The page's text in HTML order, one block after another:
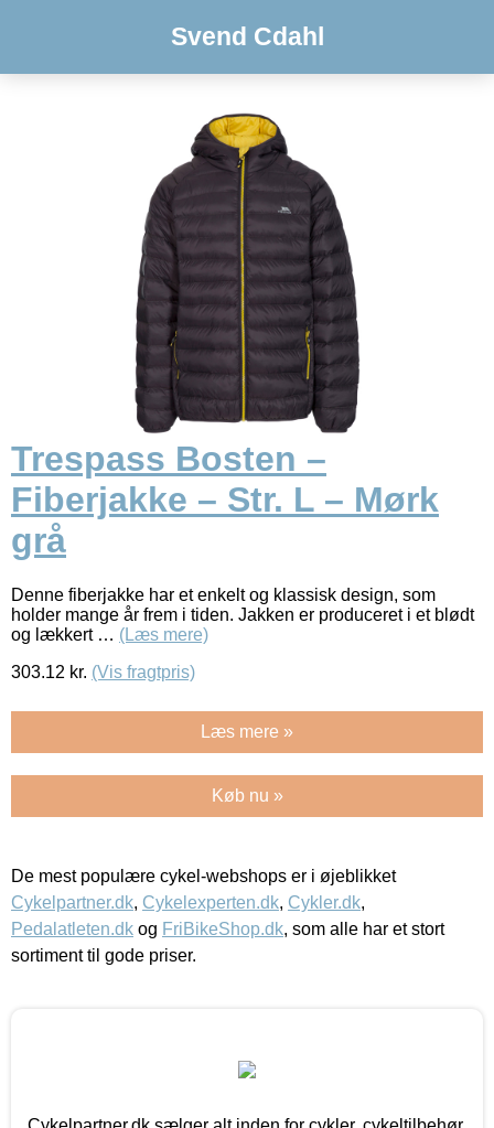
Svend Cdahl
Trespass Bosten –
Fiberjakke – Str. L – Mørk
grå
Denne fiberjakke har et enkelt og klassisk design, som
holder mange år frem i tiden. Jakken er produceret i et blødt
og lækkert … (Læs mere)
303.12 kr. (Vis fragtpris)
Læs mere »
Køb nu »
De mest populære cykel-webshops er i øjeblikket
Cykelpartner.dk, Cykelexperten.dk, Cykler.dk,
Pedalatleten.dk og FriBikeShop.dk, som alle har et stort
sortiment til gode priser.